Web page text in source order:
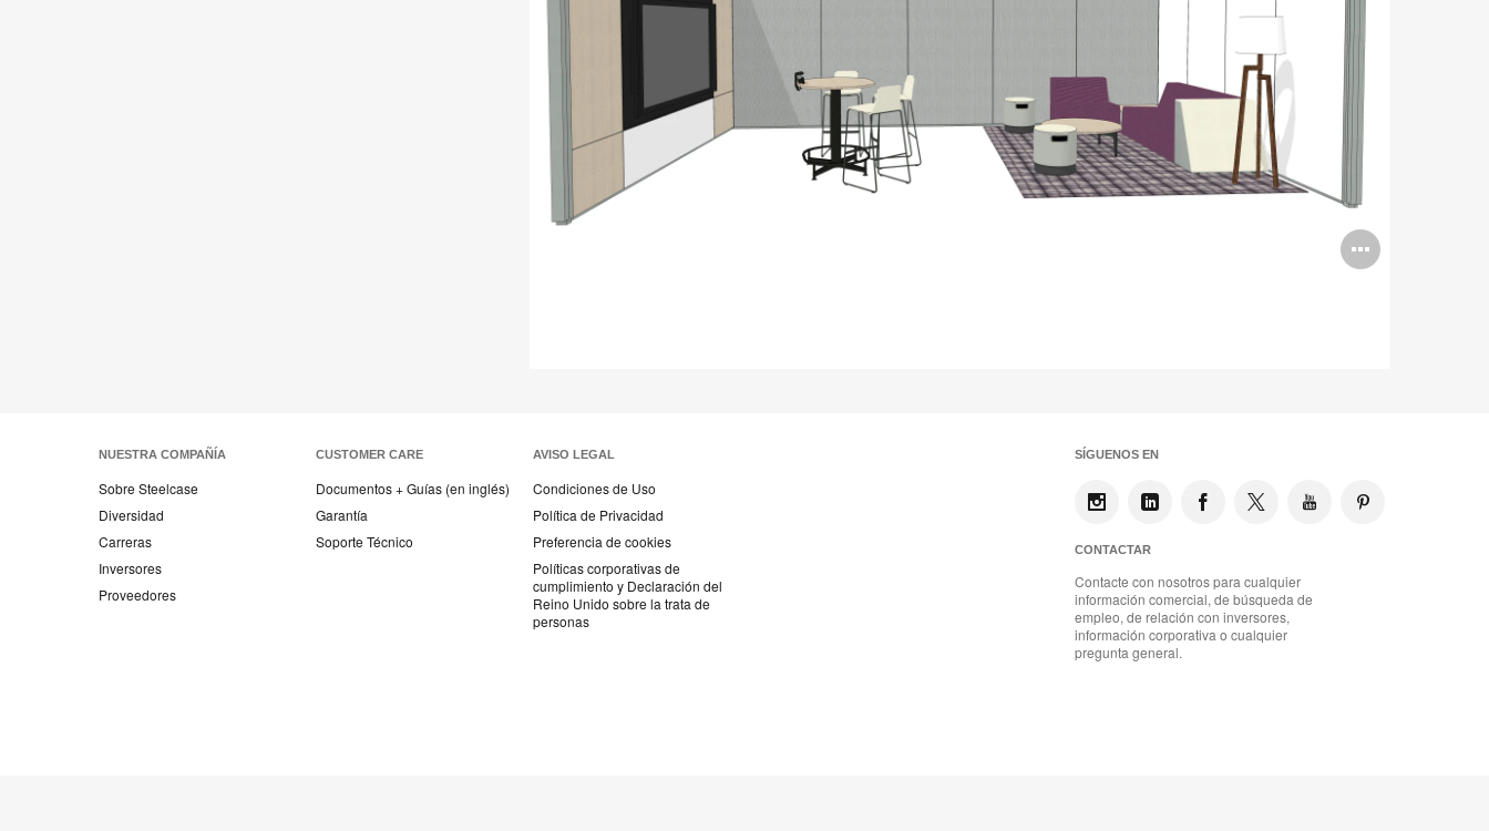
Open
NUESTRA COMPAÑÍA
Sobre Steelcase
Diversidad
Carreras
Inversores
Proveedores
CUSTOMER CARE
Documentos + Guías (en inglés)
Garantía
Soporte Técnico
AVISO LEGAL
Condiciones de Uso
Política de Privacidad
Preferencia de cookies
Políticas corporativas de
cumplimiento y Declaración del
Reino Unido sobre la trata de
personas
SÍGUENOS EN
CONTACTAR
Contacte con nosotros para cualquier
información comercial, de búsqueda de
empleo, de relación con inversores,
información corporativa o cualquier
pregunta general.